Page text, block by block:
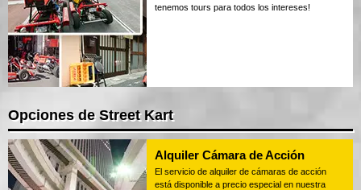
tenemos tours para todos los intereses!
Opciones de Street Kart
Alquiler Cámara de Acción
El servicio de alquiler de cámaras de acción
está disponible a precio especial en nuestra